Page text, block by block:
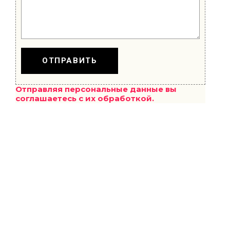
ОТПРАВИТЬ
Отправляя персональные данные вы
соглашаетесь с их обработкой.